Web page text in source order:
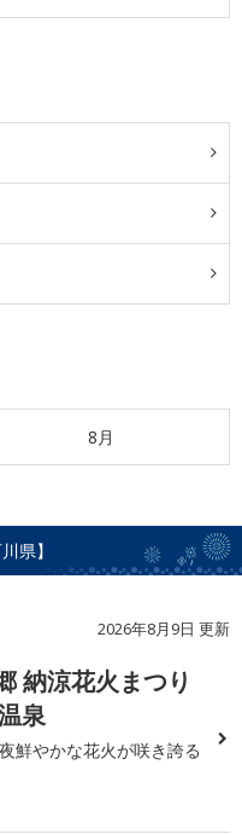
8月
県】
2026年8月9日 更新
納涼花火まつり
泉
鮮やかな花火が咲き誇る